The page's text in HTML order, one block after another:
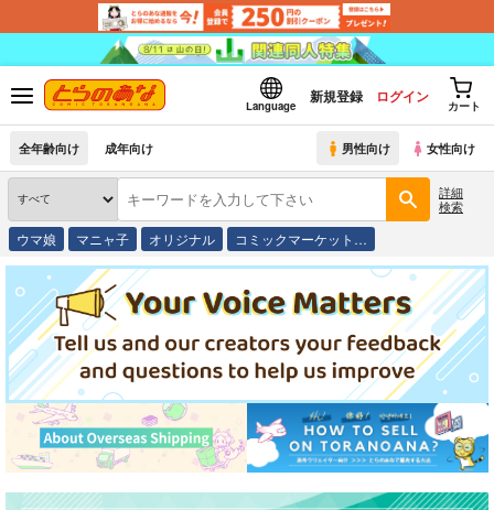
Language
新規登録 ログイン
カート
全年齢向け 成年向け 男性向け 女性向け
詳細
検索
ウマ娘 マニャ子 オリジナル コミックマーケット…